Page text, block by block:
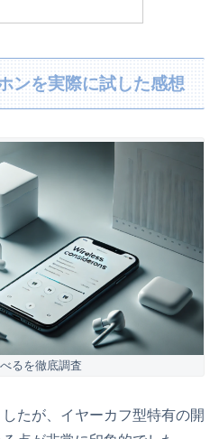
ンを実際に試した感想
るを徹底調査
たが、イヤーカフ型特有の開